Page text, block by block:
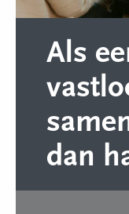
Als
dan